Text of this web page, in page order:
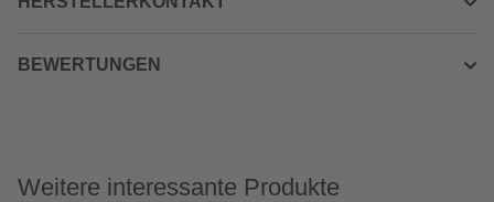
BEWERTUNGEN
Weitere interessante Produkte